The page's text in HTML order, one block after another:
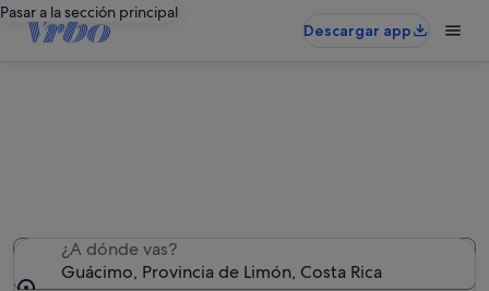
Pasar a la sección principal
Descargar app
¿A dónde vas?
Guácimo, Provincia de Limón, Costa Rica